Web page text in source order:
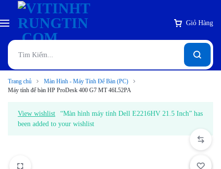
Giỏ Hàng
Trang chủ
Màn Hình - Máy Tính Để Bàn (PC)
Máy tính để bàn HP ProDesk 400 G7 MT 46L52PA
View wishlist
“Màn hình máy tính Dell E2216HV 21.5 Inch” has
been added to your wishlist